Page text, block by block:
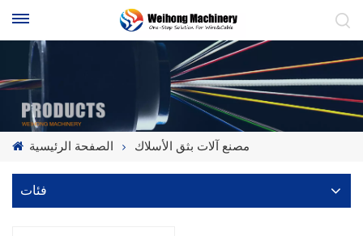
الصفحة الرئيسية مصنع آلات بثق الأسلاك
فئات